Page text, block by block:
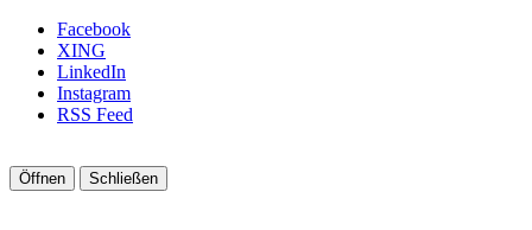
Facebook
XING
LinkedIn
Instagram
RSS Feed
Öffnen Schließen